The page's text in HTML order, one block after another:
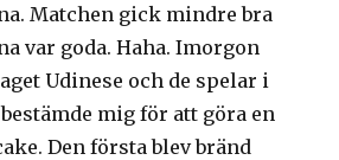
Matchen gick mindre bra
var goda. Haha. Imorgon
Udinese och de spelar i
mig för att göra en
Den första blev bränd